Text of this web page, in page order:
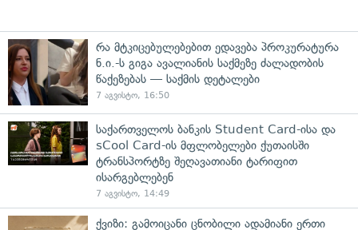
რა მტკიცებულებებით ედავება პროკურატურა
ნ.ი.-ს გიგა ავალიანის საქმეზე ძალადობის
წაქეზებას — საქმის დეტალები
7 აგვისტო, 16:50
საქართველოს ბანკის Student Card-ისა და
sCool Card-ის მფლობელები ქუთაისში
ტრანსპორტზე შეღავათიანი ტარიფით
ისარგებლებენ
7 აგვისტო, 14:49
ქვიზი: გამოიცანი ცნობილი ადამიანი ერთი